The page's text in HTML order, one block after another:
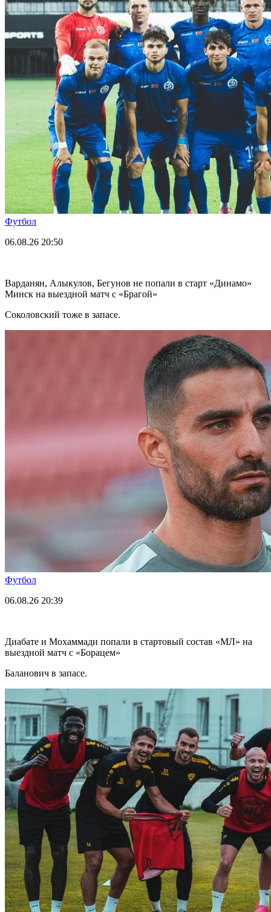
Футбол
06.08.26 20:50
Варданян, Алыкулов, Бегунов не попали в старт «Динамо»
Минск на выездной матч с «Брагой»
Соколовский тоже в запасе.
Футбол
06.08.26 20:39
Диабате и Мохаммади попали в стартовый состав «МЛ» на
выездной матч с «Борацем»
Баланович в запасе.